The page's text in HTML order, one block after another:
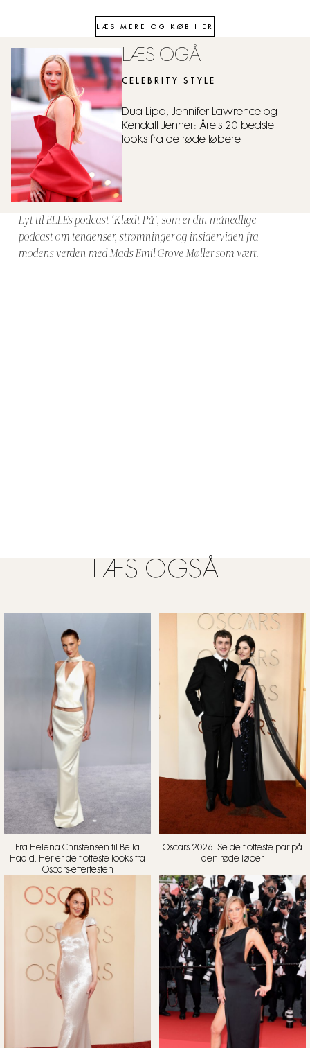
LÆS MERE OG KØB HER
LÆS OGÅ
CELEBRITY STYLE
Dua Lipa, Jennifer Lawrence og
Kendall Jenner: Årets 20 bedste
looks fra de røde løbere
Lyt til ELLEs podcast ‘Klædt På’, som er din månedlige
podcast om tendenser, strømninger og insiderviden fra
modens verden med Mads Emil Grove Møller som vært.
LÆS OGSÅ
Fra Helena Christensen til Bella
Hadid: Her er de flotteste looks fra
Oscars-efterfesten
Oscars 2026: Se de flotteste par på
den røde løber